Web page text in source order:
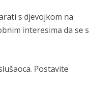
s djevojkom na
interesima da se s
Postavite